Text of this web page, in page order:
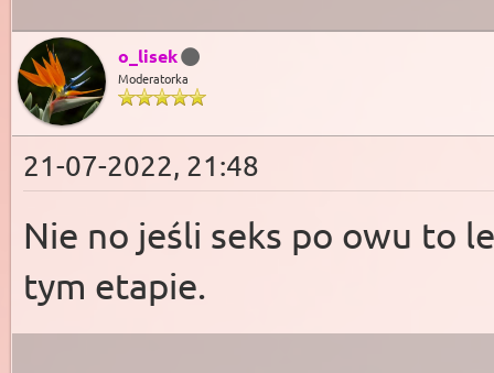
o_lisek
Moderatorka
21-07-2022, 21:48
Nie no jeśli seks po owu to
tym etapie.